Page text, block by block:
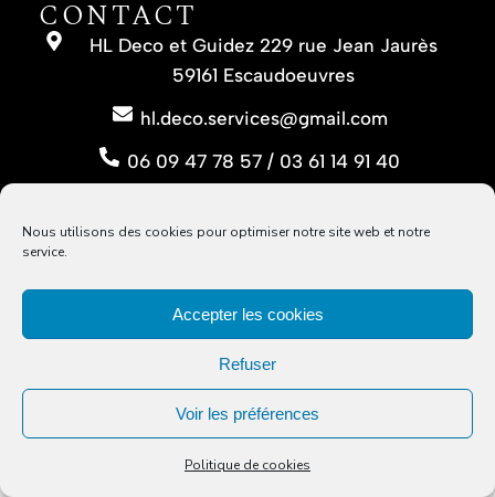
Nous utilisons des cookies pour optimiser notre site web et notre
service.
Accepter les cookies
Refuser
Voir les préférences
Politique de cookies
CONTACT
HL Deco et Guidez 229 rue Jean Jaurès
59161 Escaudoeuvres
hl.deco.services@gmail.com
06 09 47 78 57 / 03 61 14 91 40
Mentions légales
Politique de cookies
SUIVEZ-NOUS